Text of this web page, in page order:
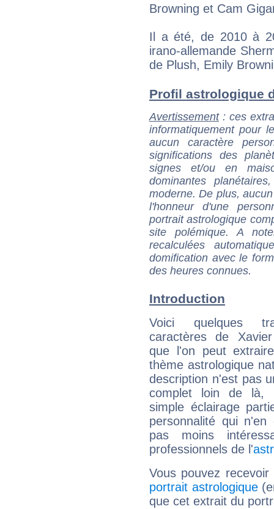
Browning et Cam
Il a été, de 2010 à
irano-allemande
de Plush, Emily
Profil astrologique
Avertissement: ces
informatiquement pour
aucun caractère
significations des
signes et/ou en
dominantes
moderne. De plus,
l'honneur d'une
portrait astrologique
site polémique. A
recalculées
domification avec le
des heures connues.
Introduction
Voici quelques
caractères de
que l'on peut
thème astrologique
description n'est pas
complet loin de là,
simple éclairage
personnalité qui n'en
pas moins
professionnels de l'
Vous pouvez
portrait astrologique
que cet extrait du